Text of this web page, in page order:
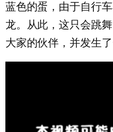
蓝色的蛋，由于自行
龙。从此，这只会跳
大家的伙伴，并发生